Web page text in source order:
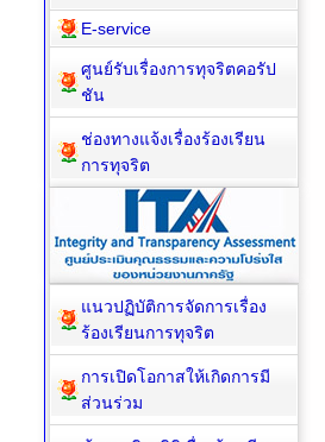
E-service
ศูนย์รับเรื่องการทุจริตคอรัป
ชัน
ช่องทางแจ้งเรื่องร้องเรียน
การทุจริต
แนวปฏิบัติการจัดการเรื่อง
ร้องเรียนการทุจริต
การเปิดโอกาสให้เกิดการมี
ส่วนร่วม